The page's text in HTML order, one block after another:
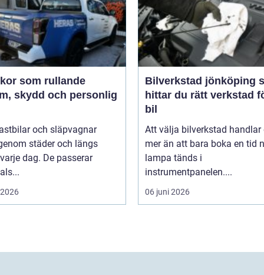
som rullande
skydd och personlig
och släpvagnar
städer och längs
dag. De passerar
Bilverkstad jönköping så
hittar du rätt verkstad
bil
Att välja bilverkstad handlar
mer än att bara boka en tid
lampa tänds i
instrumentpanelen....
06 juni 2026